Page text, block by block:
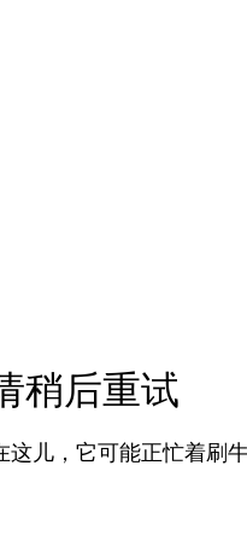
稍后重试
这儿，它可能正忙着刷